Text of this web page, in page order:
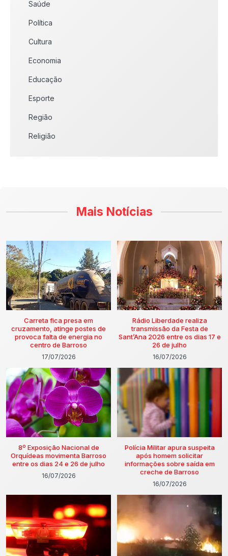
Saúde
Política
Cultura
Economia
Educação
Esporte
Região
Religião
Mais Notícias
Carreta fica presa em
cruzamento, atinge postes de
provoca falta de energia no
centro de Barroso
17/07/2026
Rádio Liberdade realiza
transmissão da Festa de
Sant’Ana 2026 entre os dias 17 e
26 de julho
16/07/2026
8º Exposição Nacional de
Orquídeas movimenta Barroso
entre os dias 24 e 26 de julho
16/07/2026
Polícia Militar apura suspeita
após homem solicitar
informações sobre saída em
creche de Barroso
16/07/2026